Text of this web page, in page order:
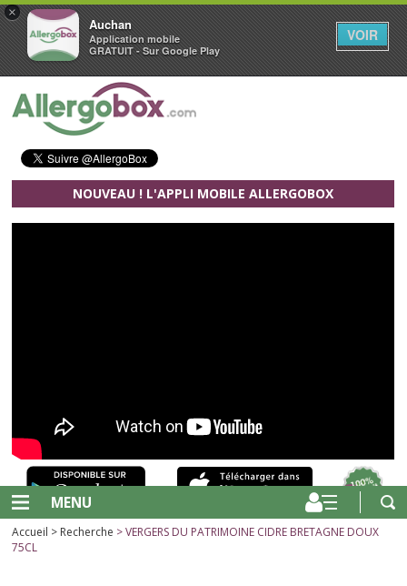
×
Auchan
Application mobile
GRATUIT - Sur Google Play
VOIR
Aller au contenu principal
NOUVEAU ! L'APPLI MOBILE ALLERGOBOX
MENU
Accueil > Recherche > VERGERS DU PATRIMOINE CIDRE BRETAGNE DOUX
75CL